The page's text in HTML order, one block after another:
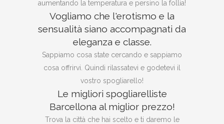
aumentando la temperatura e persino la follia!
Vogliamo che l'erotismo e la
sensualità siano accompagnati da
eleganza e classe.
Sappiamo cosa state cercando e sappiamo
cosa offrirvi. Quindi rilassatevi e godetevi il
vostro spogliarello!
Le migliori spogliarelliste
Barcellona al miglior prezzo!
Trova la città che hai scelto e ti daremo le